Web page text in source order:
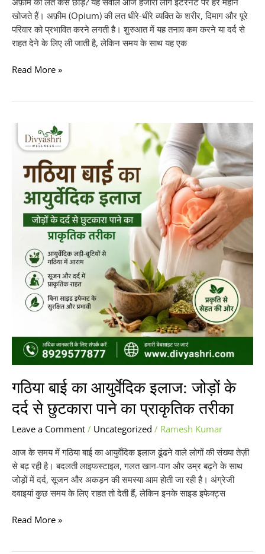
खोजते हैं। अफ़ीम (Opium) की लत धीरे-धीरे व्यक्ति के शरीर, दिमाग और पूरे
परिवार को प्रभावित करने लगती है। शुरुआत में यह तनाव कम करने या दर्द से
राहत देने के लिए ली जाती है, लेकिन समय के साथ यह एक
Read More »
गठिया बाई का आयुर्वेदिक इलाज: जोड़ों के
दर्द से छुटकारा पाने का प्राकृतिक तरीका
Leave a Comment / Uncategorized / Ramesh Kumar
आज के समय में गठिया बाई का आयुर्वेदिक इलाज ढूंढने वाले लोगों की संख्या तेज़ी
से बढ़ रही है। बदलती लाइफस्टाइल, गलत खान-पान और उम्र बढ़ने के साथ
जोड़ों में दर्द, सूजन और अकड़न की समस्या आम होती जा रही है। अंग्रेजी
दवाइयां कुछ समय के लिए राहत तो देती हैं, लेकिन इनके साइड इफेक्ट्स
बाई
आयुर्वेदिक
जोड़ों
छुटकारा
प्राकृतिक
तरीका
Read More »